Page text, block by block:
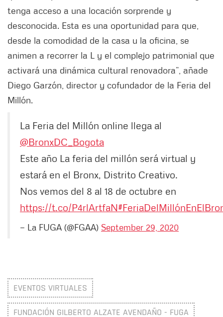
tenga acceso a una locación sorprende y
desconocida. Esta es una oportunidad para que,
desde la comodidad de la casa u la oficina, se
animen a recorrer la L y el complejo patrimonial que
activará una dinámica cultural renovadora”, añade
Diego Garzón, director y cofundador de la Feria del
Millón.
La Feria del Millón online llega al
@BronxDC_Bogota
Este año La feria del millón será virtual y
estará en el Bronx, Distrito Creativo.
Nos vemos del 8 al 18 de octubre en
https://t.co/P4rlArtfaN
— La FUGA (@FGAA) September 29, 2020
EVENTOS VIRTUALES
FUNDACIÓN GILBERTO ALZATE AVENDAÑO - FUGA